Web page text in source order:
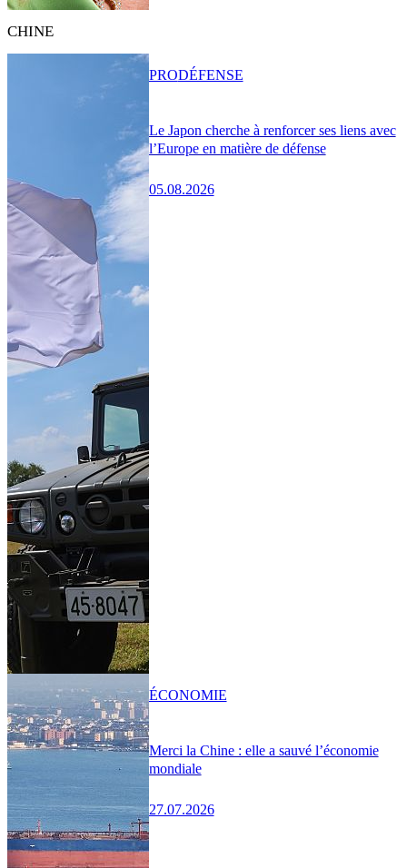
CHINE
Le Japon cherche à renforcer ses liens avec
l’Europe en matière de défense
05.08.2026
PRODÉFENSE
Merci la Chine : elle a sauvé l’économie
mondiale
27.07.2026
ÉCONOMIE